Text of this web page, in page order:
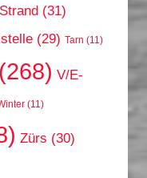
Strand (31)
(29) Tarn (11)
(268) V/E-
(11)
Zürs (30)